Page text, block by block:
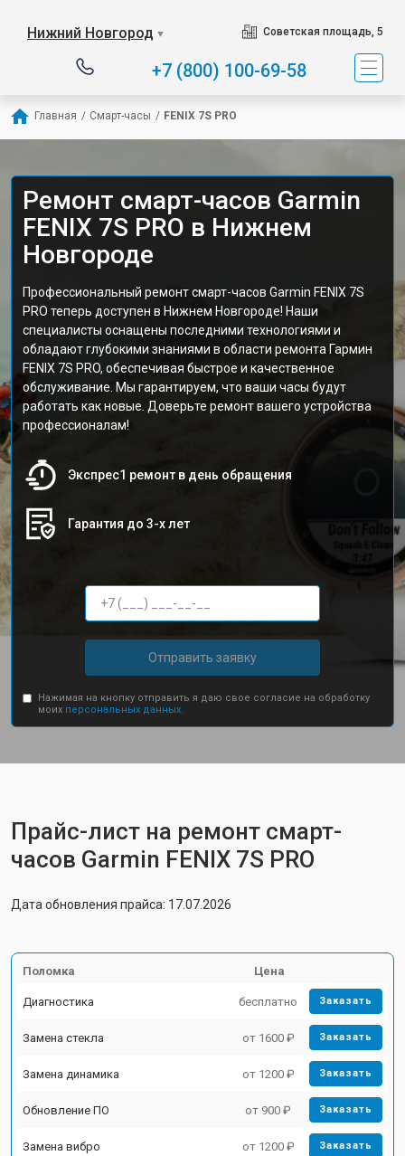
Нижний Новгород ▼ Советская площадь, 5
+7 (800) 100-69-58
Главная / Смарт-часы / FENIX 7S PRO
Ремонт смарт-часов Garmin
FENIX 7S PRO в Нижнем
Новгороде
Профессиональный ремонт смарт-часов Garmin FENIX 7S
PRO теперь доступен в Нижнем Новгороде! Наши
специалисты оснащены последними технологиями и
обладают глубокими знаниями в области ремонта Гармин
FENIX 7S PRO, обеспечивая быстрое и качественное
обслуживание. Мы гарантируем, что ваши часы будут
работать как новые. Доверьте ремонт вашего устройства
профессионалам!
Экспрес1 ремонт в день обращения
Гарантия до 3-х лет
Отправить заявку
Нажимая на кнопку отправить я даю свое согласие на обработку
моих персональных данных.
Прайс-лист на ремонт смарт-
часов Garmin FENIX 7S PRO
Дата обновления прайса: 17.07.2026
Поломка Цена
Диагностика бесплатно Заказать
Замена стекла от 1600 ₽ Заказать
Замена динамика от 1200 ₽ Заказать
Обновление ПО от 900 ₽ Заказать
Замена вибро от 1200 ₽ Заказать